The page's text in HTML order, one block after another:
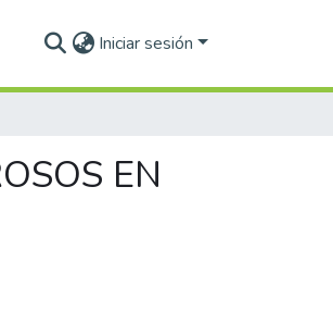
Iniciar sesión
EN